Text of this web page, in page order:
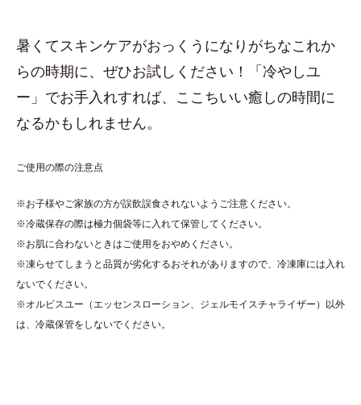
暑くてスキンケアがおっくうになりがちなこれか
らの時期に、ぜひお試しください！「冷やしユ
ー」でお手入れすれば、ここちいい癒しの時間に
なるかもしれません。
ご使用の際の注意点
※お子様やご家族の方が誤飲誤食されないようご注意ください。
※冷蔵保存の際は極力個袋等に入れて保管してください。
※お肌に合わないときはご使用をおやめください。
※凍らせてしまうと品質が劣化するおそれがありますので、冷凍庫には入れ
ないでください。
※オルビスユー（エッセンスローション、ジェルモイスチャライザー）以外
は、冷蔵保管をしないでください。